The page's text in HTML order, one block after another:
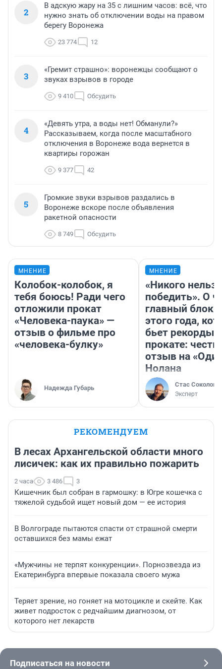
2
В адскую жару на 35 с лишним часов: всё, что
нужно знать об отключении воды на правом
берегу Воронежа
23 774 12
3
«Гремит страшно»: воронежцы сообщают о
звуках взрывов в городе
9 410 Обсудить
4
«Девять утра, а воды нет! Обманули?»
Рассказываем, когда после масштабного
отключения в Воронеже вода вернется в
квартиры горожан
9 377 42
5
Громкие звуки взрывов раздались в
Воронеже вскоре после объявления
ракетной опасности
8 749 Обсудить
МНЕНИЕ
Колобок-колобок, я
тебя боюсь! Ради чего
отложили прокат
«Человека-паука» —
отзыв о фильме про
«человека-булку»
Надежда Губарь
МНЕНИЕ
«Никого нельзя
победить». О
главный
этого года,
бьет рекорды в
прокате:
отзыв на
Нолана
Стас Соколов
Эксперт
РЕКОМЕНДУЕМ
В лесах Архангельской области много
лисичек: как их правильно пожарить
2 часа 3 486 3
Кишечник был собран в гармошку: в Югре кошечка с
тяжелой судьбой ищет новый дом — ее история
В Волгограде пытаются спасти от страшной смерти
оставшихся без мамы ежат
«Мужчины не терпят конкуренции». Порнозвезда из
Екатеринбурга впервые показала своего мужа
Теряет зрение, но гоняет на мотоцикле и скейте. Как
живет подросток с редчайшим диагнозом, от
которого нет лекарств
Подписаться на новости